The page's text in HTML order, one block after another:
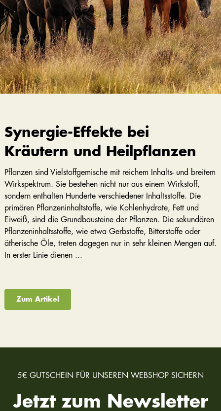
Synergie-Effekte bei
Kräutern und Heilpflanzen
Pflanzen sind Vielstoffgemische mit reichem Inhalts- und breitem
Wirkspektrum. Sie bestehen nicht nur aus einem Wirkstoff,
sondern enthalten Hunderte verschiedener Inhaltsstoffe. Die
primären Pflanzeninhaltstoffe, wie Kohlenhydrate, Fett und
Eiweiß, sind die Grundbausteine der Pflanzen. Die sekundären
Pflanzeninhaltsstoffe, wie etwa Gerbstoffe, Bitterstoffe oder
ätherische Öle, treten dagegen nur in sehr kleinen Mengen auf.
In erster Linie dienen ...
Zum Artikel
5€ GUTSCHEIN FÜR UNSEREN WEBSHOP SICHERN
Jetzt zum Newsletter